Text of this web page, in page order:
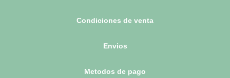
Condiciones de venta
Envios
Metodos de pago